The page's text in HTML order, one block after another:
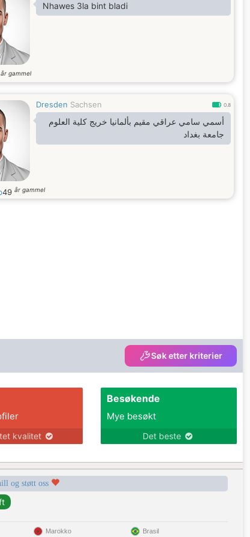
Nhawes 3la bint bladi
år gammel
Dresden Sachsen 0.8
أسمي سامي عراقي مقيم بألمانيا خريج كلية العلوم
جامعة بغداد
49 år gammel
Søk etter kriterier
kvalitet
Besøkende
Mye besøkt
Det beste
og støtt oss
Marokko Brasil